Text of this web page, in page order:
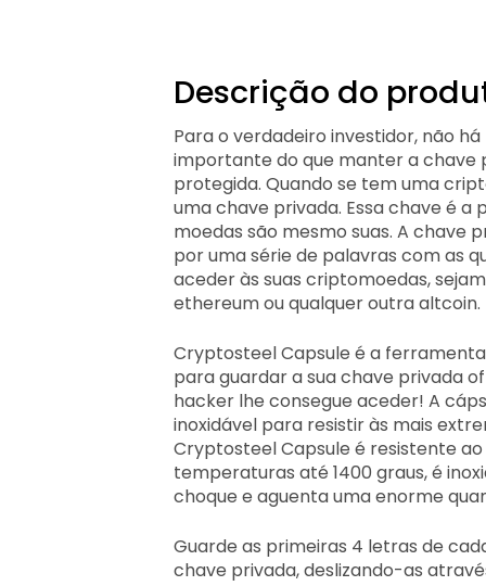
Descrição do
Para o verdadeiro investidor, não
importante do que manter a chave
protegida. Quando se tem uma
uma chave privada. Essa chave é a
moedas são mesmo suas. A chave
por uma série de palavras com as
aceder às suas criptomoedas,
ethereum ou qualquer outra altcoin.
Cryptosteel Capsule é a
para guardar a sua chave privada
hacker lhe consegue aceder! A
inoxidável para resistir às mais
Cryptosteel Capsule é resistente
temperaturas até 1400 graus, é
choque e aguenta uma enorme
Guarde as primeiras 4 letras de
chave privada, deslizando-as